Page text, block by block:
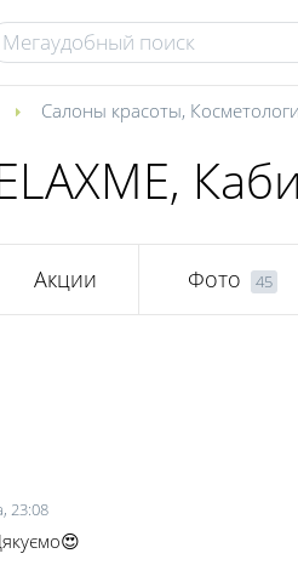
Салоны красоты,
Акции Фото 45
23:08